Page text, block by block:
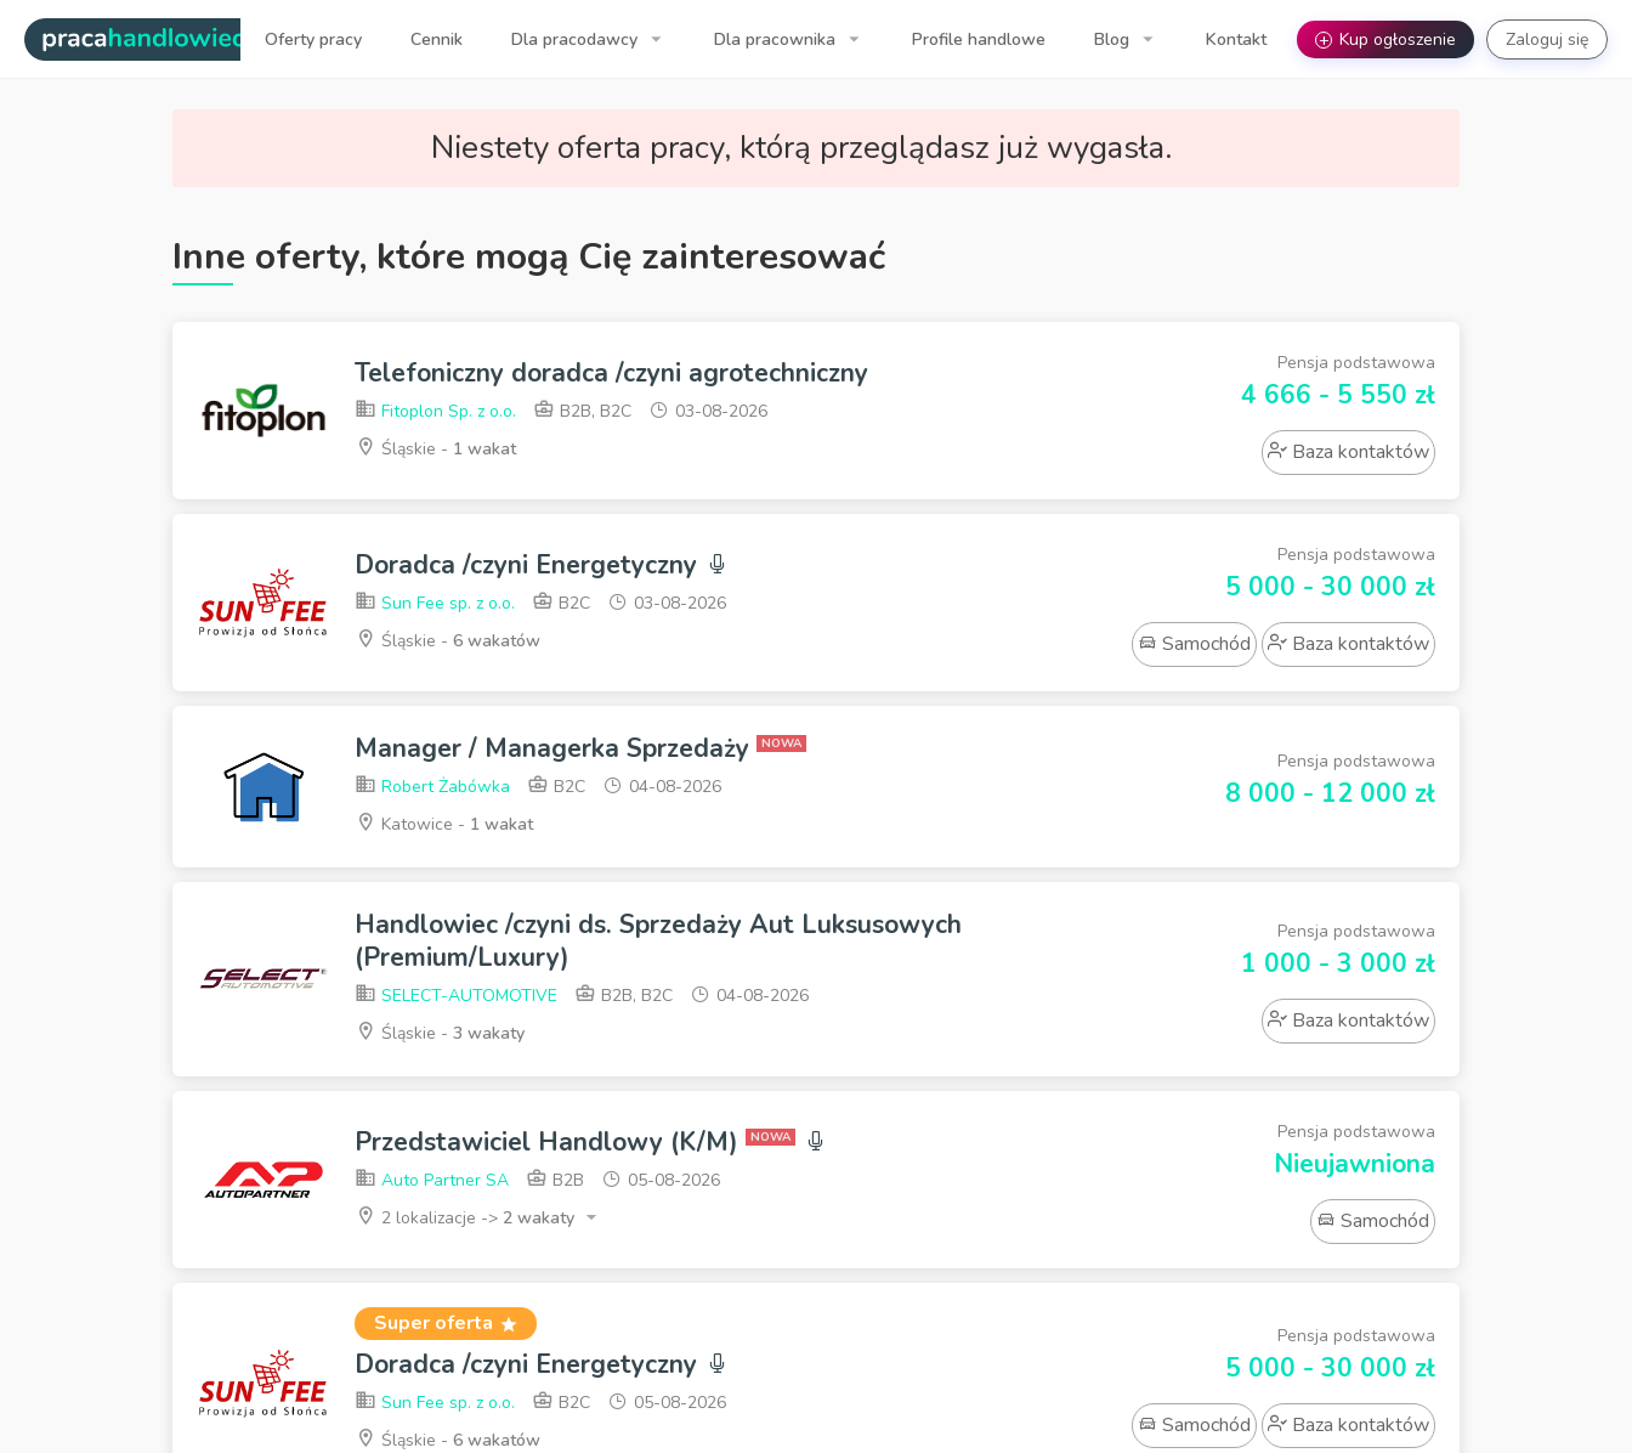
| Najlepsi ludzie sprzedaży dla Twojej firmy!
Oferty pracy Cennik Dla pracodawcy Dla pracownika Profile handlowe Blog Kontakt + Kup ogłoszenie Zaloguj się
Niestety oferta pracy, którą przeglądasz już wygasła.
Inne oferty, które mogą Cię zainteresować
Telefoniczny doradca /czyni agrotechniczny
Fitoplon Sp. z o.o. B2B, B2C
03-08-2026
Śląskie - 1 wakat
Pensja podstawowa
4 666 - 5 550 zł
Baza kontaktów
Doradca /czyni Energetyczny
Sun Fee sp. z o.o. B2C
03-08-2026
Śląskie - 6 wakatów
Pensja podstawowa
5 000 - 30 000 zł
Samochód Baza kontaktów
Manager / Managerka Sprzedaży NOWA
Robert Żabówka B2C
04-08-2026
Katowice - 1 wakat
Pensja podstawowa
8 000 - 12 000 zł
Handlowiec /czyni ds. Sprzedaży Aut Luksusowych
(Premium/Luxury)
SELECT-AUTOMOTIVE B2B, B2C
04-08-2026
Śląskie - 3 wakaty
Pensja podstawowa
1 000 - 3 000 zł
Baza kontaktów
Przedstawiciel Handlowy (K/M) NOWA
Auto Partner SA B2B
05-08-2026
2 lokalizacje -> 2 wakaty
Pensja podstawowa
Nieujawniona
Samochód
Super oferta
Doradca /czyni Energetyczny
Sun Fee sp. z o.o. B2C
05-08-2026
Śląskie - 6 wakatów
Pensja podstawowa
5 000 - 30 000 zł
Samochód Baza kontaktów